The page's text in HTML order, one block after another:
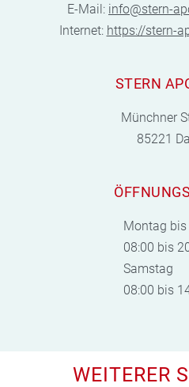
E-Mail: info@stern-
Internet: https://stern-
STERN
Münchner
85221
Montag bis
08:00 bis
Samstag
08:00 bis
WEITERER